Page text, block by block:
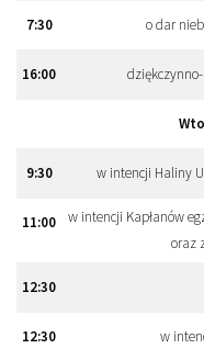
7:30 o dar
16:00
9:30 w intencji Haliny
11:00
w intencji Kapłanów
oraz
12:30
12:30 w